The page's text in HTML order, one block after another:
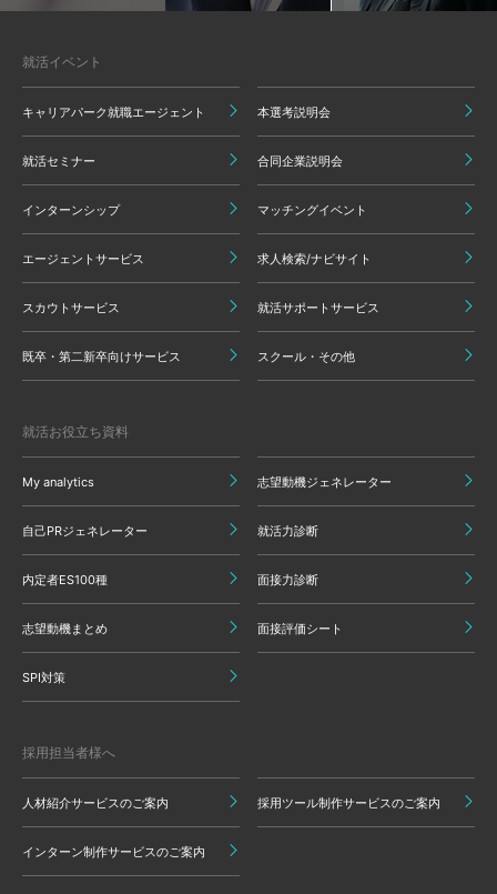
就活イベント
キャリアパーク就職エージェント 本選考説明会
就活セミナー 合同企業説明会
インターンシップ マッチングイベント
エージェントサービス 求人検索/ナビサイト
スカウトサービス 就活サポートサービス
既卒・第二新卒向けサービス スクール・その他
就活お役立ち資料
My analytics 志望動機ジェネレーター
自己PRジェネレーター 就活力診断
内定者ES100種 面接力診断
志望動機まとめ 面接評価シート
SPI対策
採用担当者様へ
人材紹介サービスのご案内 採用ツール制作サービスのご案内
インターン制作サービスのご案内